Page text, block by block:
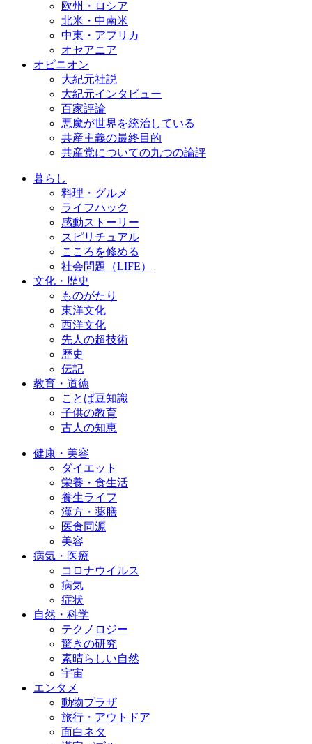
欧州・ロシア
北米・中南米
中東・アフリカ
オセアニア
オピニオン
大紀元社説
大紀元インタビュー
百家評論
悪魔が世界を統治している
共産主義の最終目的
共産党についての九つの論評
暮らし
料理・グルメ
ライフハック
感動ストーリー
スピリチュアル
こころを修める
社会問題（LIFE）
文化・歴史
ものがたり
東洋文化
西洋文化
先人の超技術
歴史
伝記
教育・道徳
ことば豆知識
子供の教育
古人の知恵
健康・美容
ダイエット
栄養・食生活
養生ライフ
漢方・薬膳
医食同源
美容
病気・医療
コロナウイルス
病気
症状
自然・科学
テクノロジー
驚きの研究
素晴らしい自然
宇宙
エンタメ
動物プラザ
旅行・アウトドア
面白ネタ